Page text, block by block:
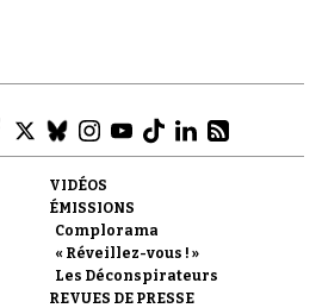
un don
VIDÉOS
ÉMISSIONS
Complorama
« Réveillez-vous ! »
Les Déconspirateurs
REVUES DE PRESSE